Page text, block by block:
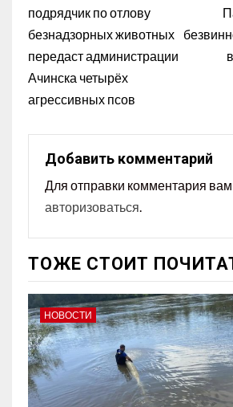
подрядчик по отлову
безнадзорных животных
передаст администрации
Ачинска четырёх
агрессивных псов
Добавить комментарий
Для отправки комментария
авторизоваться.
ТОЖЕ СТОИТ
НОВОСТИ